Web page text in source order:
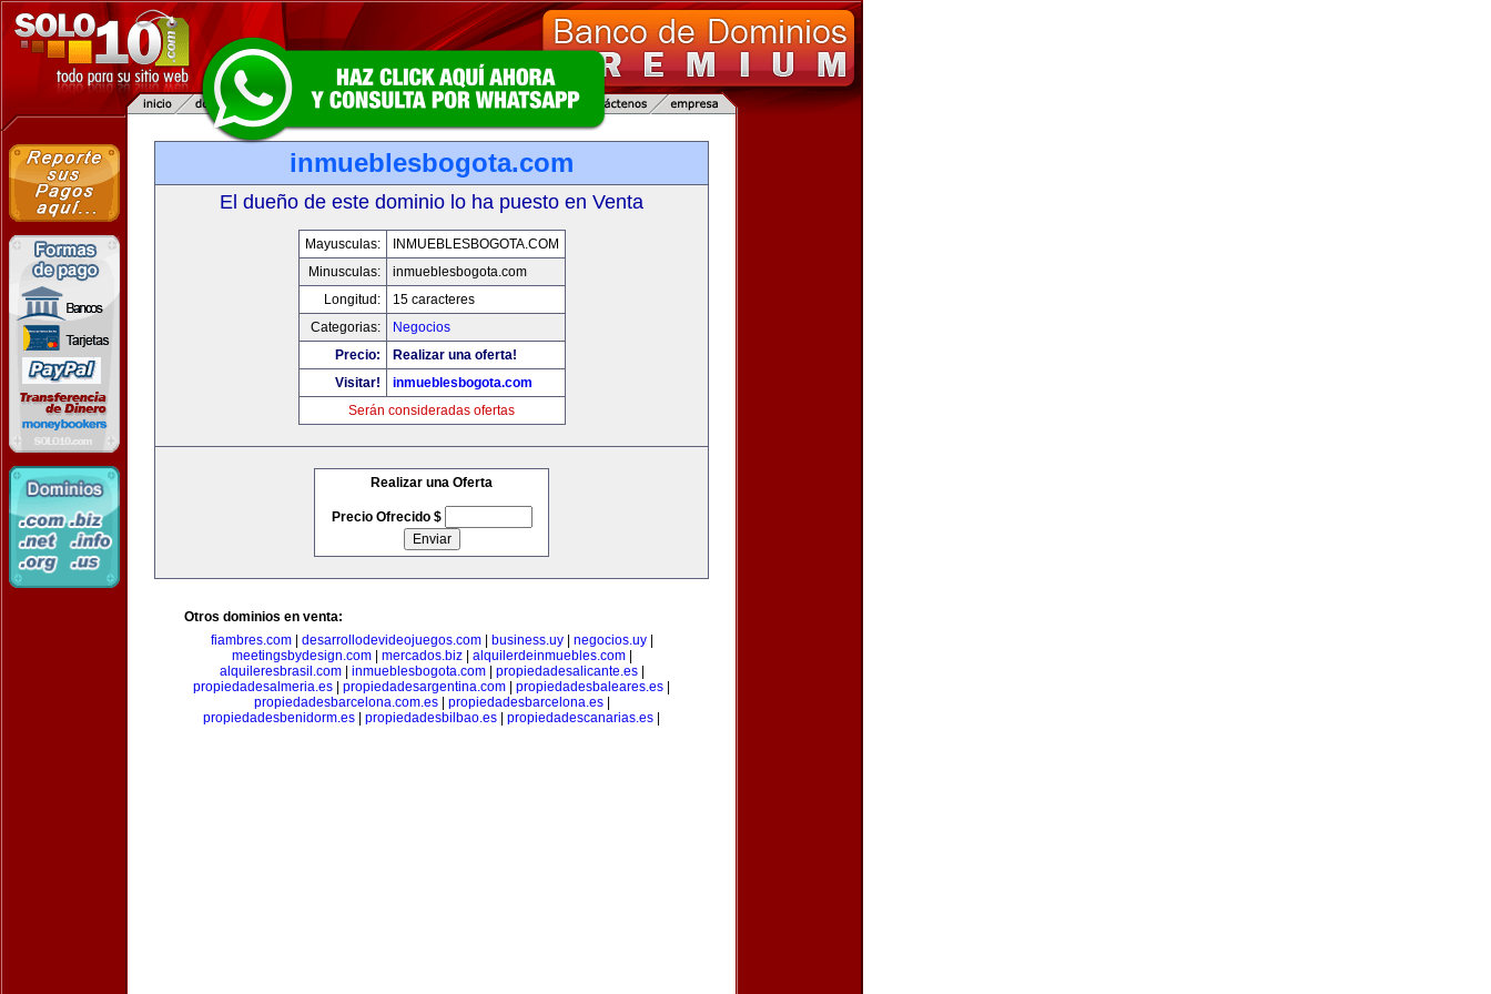
inmueblesbogota.com
El dueño de este dominio lo ha puesto en Venta
Mayusculas:
INMUEBLESBOGOTA.COM
Minusculas:
inmueblesbogota.com
Longitud:
15 caracteres
Categorias:
Negocios
Precio:
Realizar una oferta!
Visitar!
inmueblesbogota.com
Serán consideradas ofertas
Realizar una Oferta
Precio Ofrecido $
Otros dominios en venta:
fiambres.com| desarrollodevideojuegos.com| business.uy| negocios.uy|
meetingsbydesign.com| mercados.biz| alquilerdeinmuebles.com|
alquileresbrasil.com| inmueblesbogota.com| propiedadesalicante.es|
propiedadesalmeria.es
propiedadesargentina.com propiedadesbaleares.es
propiedadesbarcelona.com.es| propiedadesbarcelona.es|
propiedadesbenidorm.es
propiedadesbilbao.es propiedadescanarias.es